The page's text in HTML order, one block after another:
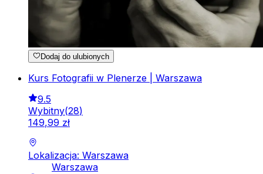
Dodaj do ulubionych
Kurs Fotografii w Plenerze | Warszawa
9.5
Wybitny(28)
149,99 zł
Lokalizacja: Warszawa
Warszawa